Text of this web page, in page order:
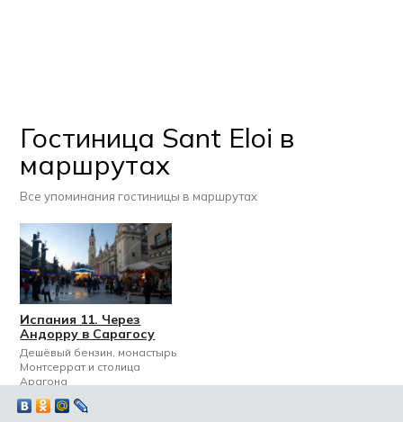
Гостиница Sant Eloi в
маршрутах
Все упоминания гостиницы в маршрутах
Испания 11. Через
Андорру в Сарагосу
Дешёвый бензин, монастырь
Монтсеррат и столица
Арагона